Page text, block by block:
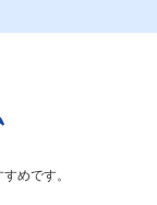
めです。